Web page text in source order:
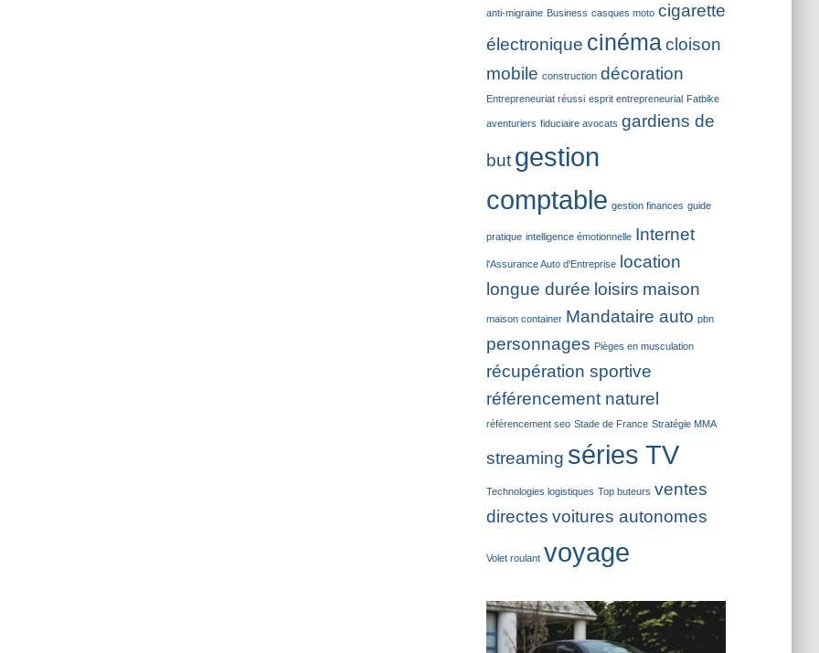
anti-migraine Business casques moto cigarette
électronique cinéma cloison
mobile construction décoration
Entrepreneuriat réussi esprit entrepreneurial Fatbike
aventuriers fiduciaire avocats gardiens de
but gestion
comptable gestion finances guide
pratique intelligence émotionnelle Internet
l'Assurance Auto d'Entreprise
location
longue durée loisirs maison
maison container Mandataire auto pbn
personnages Pièges en musculation
récupération sportive
référencement naturel
référencement seo Stade de France Stratégie MMA
streaming séries TV
Technologies logistiques Top buteurs ventes
directes voitures autonomes
Volet roulant voyage